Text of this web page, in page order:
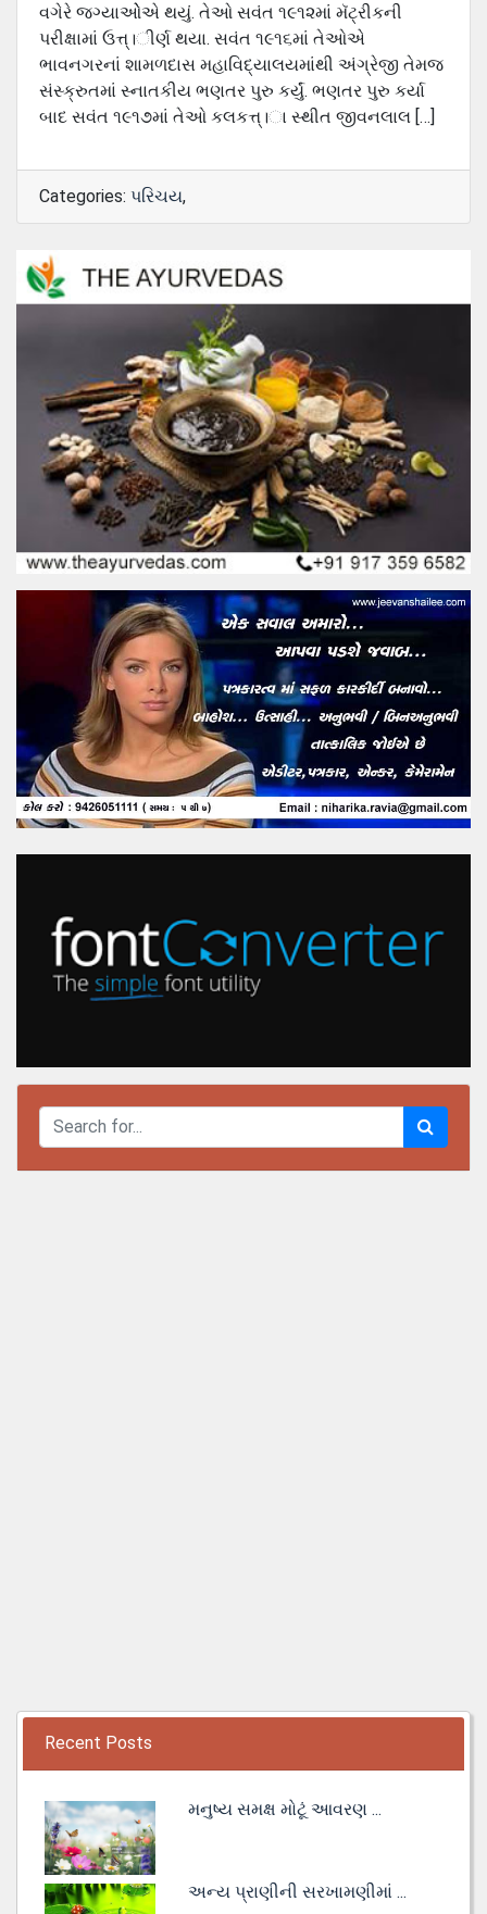
વગેરે જગ્યાઓેએ થયું. તેઓ સવંત ૧૯૧૨માં મૅટ્રીકની
પરીક્ષામાં ઉત્ત્।ીર્ણ થયા. સવંત ૧૯૧૬માં તેઓએ
ભાવનગરનાં શામળદાસ મહાવિદ્યાલયમાંથી અંગ્રેજી તેમજ
સંસ્ક્રુતમાં સ્નાતકીય ભણતર પુરુ કર્યું. ભણતર પુરુ કર્યા
બાદ સવંત ૧૯૧૭માં તેઓ કલકત્ત્।ા સ્થીત જીવનલાલ […]
Categories: પરિચય,
Recent Posts
મનુષ્ય સમક્ષ મોટૂં આવરણ ...
અન્ય પ્રાણીની સરખામણીમાં ...